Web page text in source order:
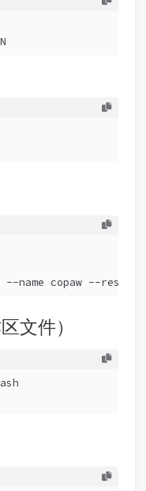
name copaw --
文件）